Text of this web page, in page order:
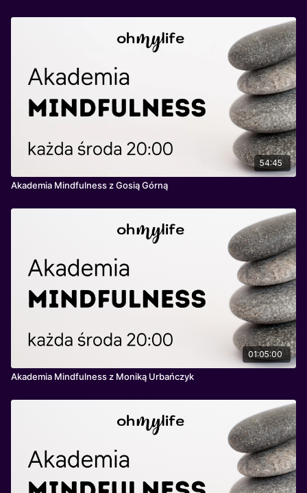
54:45
Akademia Mindfulness z Gosią Górną
01:05:00
Akademia Mindfulness z Moniką Urbańczyk